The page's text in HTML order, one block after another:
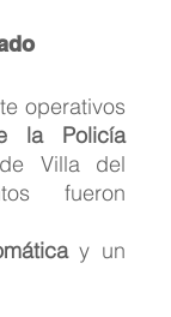
operativos
la Policía
Villa del
fueron
y un